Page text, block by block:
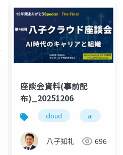
座談会資料(事前配
布)_20251206
cloud ai
八子知礼 696